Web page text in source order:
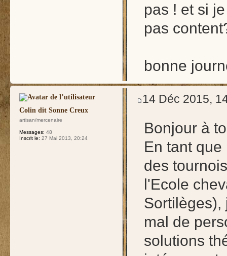
pas ! et si
pas
bonne
Colin dit Sonne Creux
artisan/mercenaire
Messages: 48
Inscrit le: 27 Mai 2013, 20:24
14 Déc 2015,
Bonjour à
En tant
des
l'Ecole
Sortilèges),
mal de
solutions